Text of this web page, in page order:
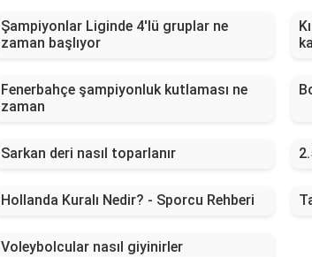
Şampiyonlar Liginde 4'lü gruplar ne
zaman başlıyor
Fenerbahçe şampiyonluk kutlaması ne
zaman
Sarkan deri nasıl toparlanır
Hollanda Kuralı Nedir? - Sporcu Rehberi
Voleybolcular nasıl giyinirler